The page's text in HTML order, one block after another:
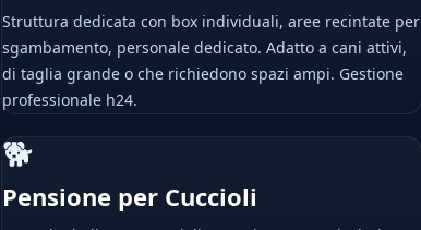
Struttura dedicata con box individuali, aree recintate per
sgambamento, personale dedicato. Adatto a cani attivi,
di taglia grande o che richiedono spazi ampi. Gestione
professionale h24.
🐕
Pensione per Cuccioli